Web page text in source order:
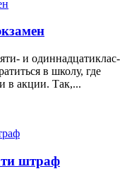
и одиннадцатиклас-
в школу, где
в акции. Так,...
штраф